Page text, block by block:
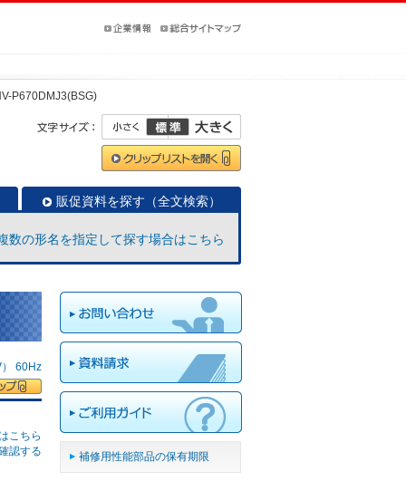
P670DMJ3(BSG)
販促資料を探す（全文検索）
数の形名を指定して探す場合はこちら
60Hz
こちら
認する
補修用性能部品の保有期限